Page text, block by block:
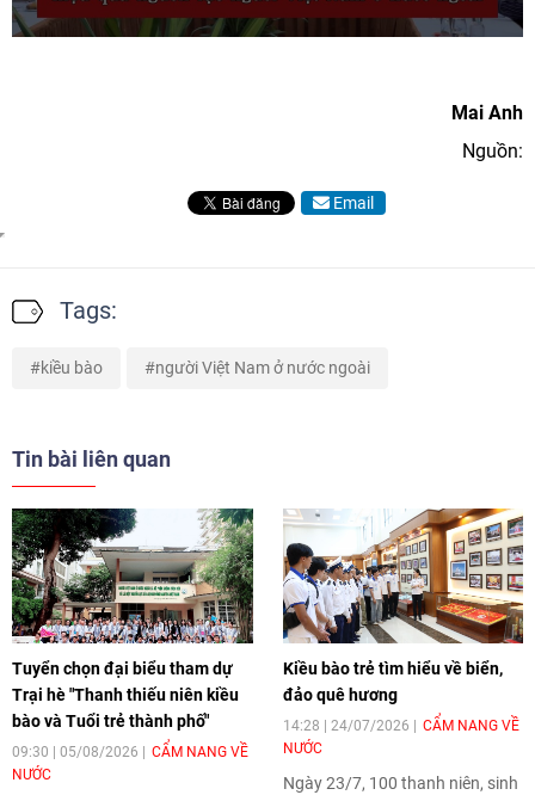
Mai Anh
Nguồn:
Email
Tags:
kiều bào người Việt Nam ở nước ngoài
Tin bài liên quan
Tuyển chọn đại biểu tham dự
Trại hè "Thanh thiếu niên kiều
bào và Tuổi trẻ thành phố"
09:30 | 05/08/2026
CẨM NANG VỀ
NƯỚC
Kiều bào trẻ tìm hiểu về biển,
đảo quê hương
14:28 | 24/07/2026
CẨM NANG VỀ
NƯỚC
Ngày 23/7, 100 thanh niên, sinh